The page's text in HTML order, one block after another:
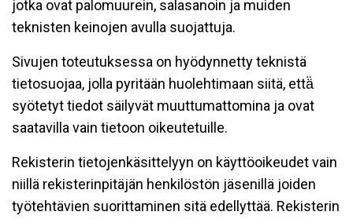
jotka ovat palomuurein, salasanoin ja muiden
teknisten keinojen avulla suojattuja.
Sivujen toteutuksessa on hyödynnetty teknistä
tietosuojaa, jolla pyritään huolehtimaan siitä, että̈
syötetyt tiedot säilyvät muuttumattomina ja ovat
saatavilla vain tietoon oikeutetuille.
Rekisterin tietojenkäsittelyyn on käyttöoikeudet vain
niillä rekisterinpitäjän henkilöstön jäsenillä joiden
työtehtävien suorittaminen sitä edellyttää. Rekisterin